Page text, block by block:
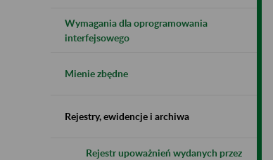
Wymagania dla oprogramowania
interfejsowego
Mienie zbędne
Rejestry, ewidencje i archiwa
Rejestr upoważnień wydanych przez